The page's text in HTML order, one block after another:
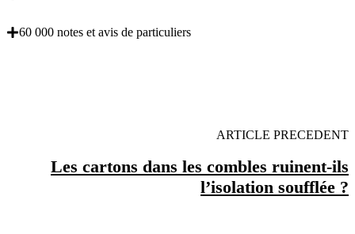
60 000 notes et avis de particuliers
ARTICLE PRECEDENT
Les cartons dans les combles ruinent-ils
l’isolation soufflée ?